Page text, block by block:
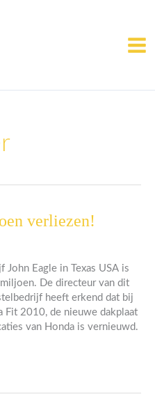
verliezen!
John Eagle in Texas USA is
De directeur van dit
heeft erkend dat bij
Fit 2010, de nieuwe dakplaat
van Honda is vernieuwd.